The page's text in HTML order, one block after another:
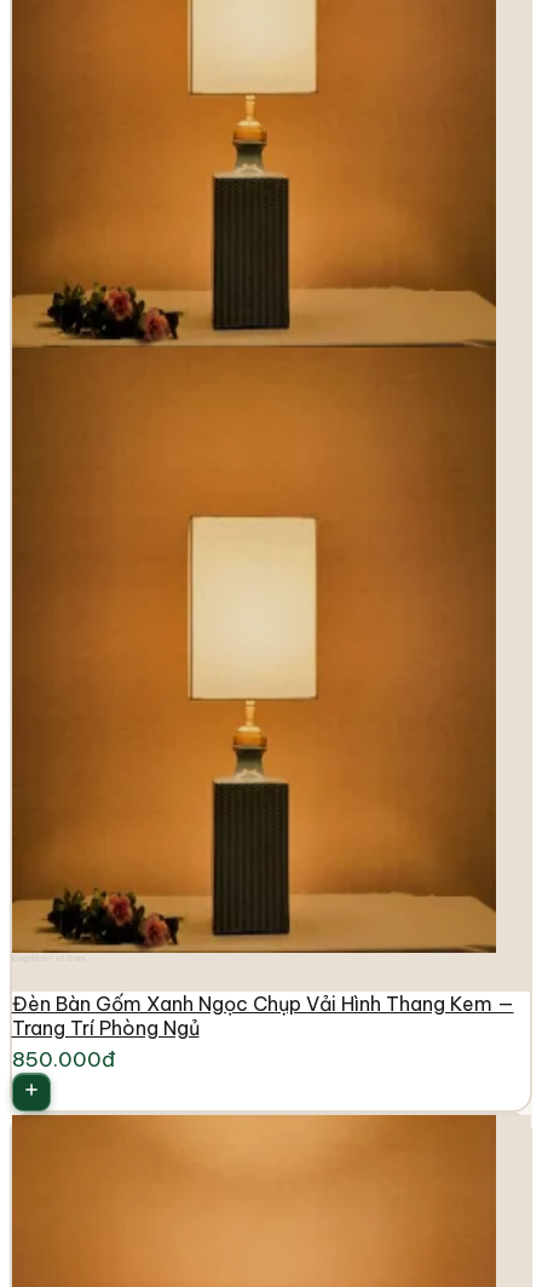
Đèn Bàn Gốm Xanh Ngọc Chụp Vải Hình Thang Kem —
Trang Trí Phòng Ngủ
850.000đ